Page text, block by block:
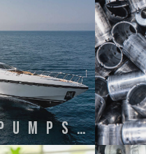
GIANNESCHI PUMPS AND BLOWERS SRL